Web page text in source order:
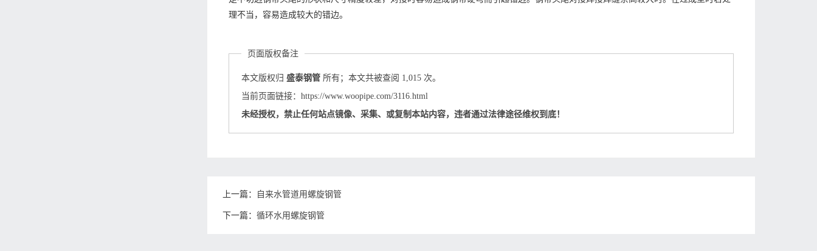
理不当，容易造成较大的错边。
页面版权备注
本文版权归盛泰钢管 所有；本文共被查阅 1,015 次。
当前页面链接：https://www.woopipe.com/3116.html
未经授权，禁止任何站点镜像、采集、或复制本站内容，违者通过法律途径维权到底！
上一篇： 自来水管道用螺旋钢管
下一篇：循环水用螺旋钢管